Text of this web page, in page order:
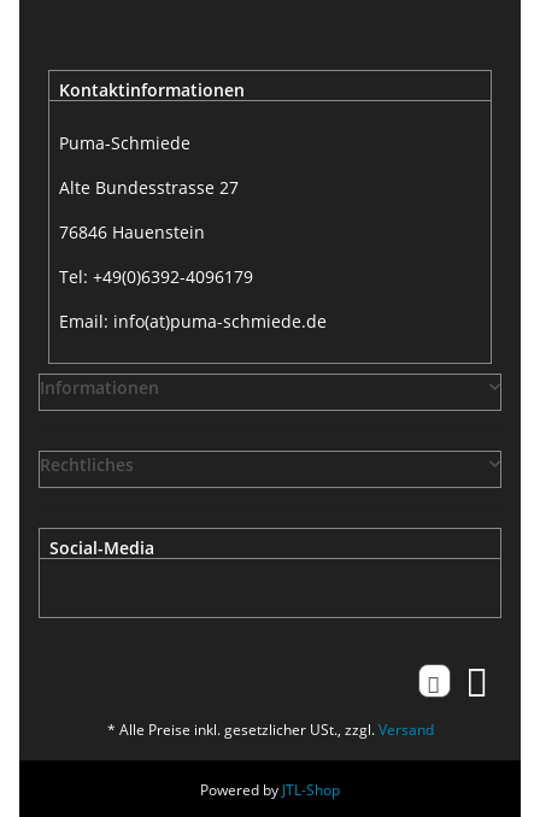
Kontaktinformationen
Puma-Schmiede
Alte Bundesstrasse 27
76846 Hauenstein
Tel: +49(0)6392-4096179
Email: info(at)puma-schmiede.de
Informationen
Rechtliches
Social-Media
* Alle Preise inkl. gesetzlicher USt., zzgl.Versand
Powered by JTL-Shop